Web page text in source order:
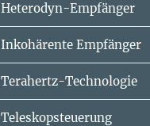
Heterodyn-Empfänger
Inkohärente Empfänger
Terahertz-Technologie
Teleskopsteuerung